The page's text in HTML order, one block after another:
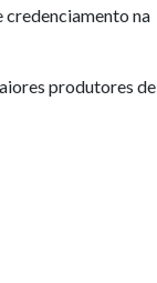
credenciamento na
produtores de